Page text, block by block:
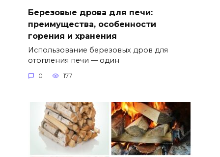
Березовые дрова для печи:
преимущества, особенности
горения и хранения
Использование березовых дров для
отопления печи — один
0 177